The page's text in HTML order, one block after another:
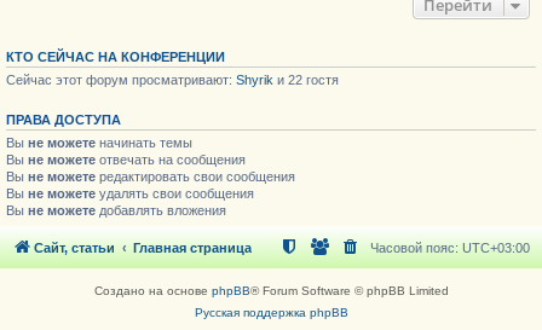
Перейти
КТО СЕЙЧАС НА КОНФЕРЕНЦИИ
Сейчас этот форум просматривают: Shyrik и 22 гостя
ПРАВА ДОСТУПА
Вы не можете начинать темы
Вы не можете отвечать на сообщения
Вы не можете редактировать свои сообщения
Вы не можете удалять свои сообщения
Вы не можете добавлять вложения
Сайт, статьи Главная страница Часовой пояс: UTC+03:00
Создано на основе phpBB® Forum Software © phpBB Limited
Русская поддержка phpBB